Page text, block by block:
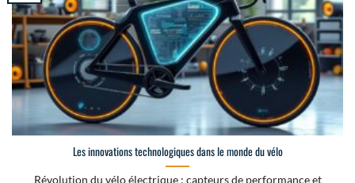
Les innovations technologiques dans le monde du vélo
Révolution du vélo électrique : capteurs de performance et